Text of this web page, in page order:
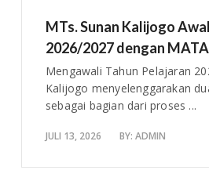
MTs. Sunan Kalijogo
2026/2027 dengan
Mengawali Tahun Pelajaran
Kalijogo menyelenggarakan
sebagai bagian dari proses ...
JULI 13, 2026 BY: ADMIN